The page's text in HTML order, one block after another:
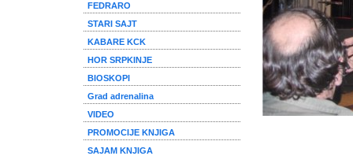
FEDRARO
STARI SAJT
KABARE KCK
HOR SRPKINJE
BIOSKOPI
Grad adrenalina
VIDEO
PROMOCIJE KNJIGA
SAJAM KNJIGA